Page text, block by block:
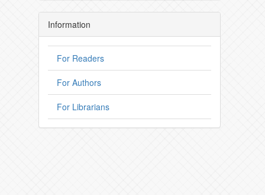
Information
For Readers
For Authors
For Librarians